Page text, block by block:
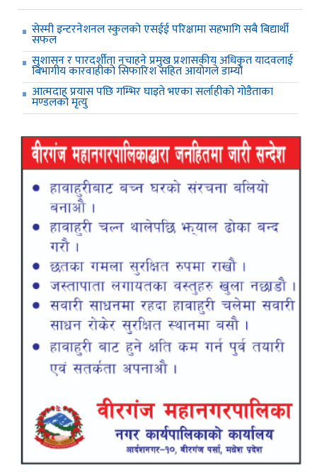
सेस्मी इन्टरनेशनल स्कुलको एसईई परिक्षामा सहभागि सबै बिद्यार्थी
सफल
सुशासन र पारदर्शीता नचाहने प्रमुख प्रशासकीय अधिकृत यादवलाई
बिभागीय कारवाहीको सिफारिश सहित आयोगले डाम्यो
आत्मदाह प्रयास पछि गम्भिर घाइते भएका सर्लाहीको गोडैताका
मण्डलको मृत्यु